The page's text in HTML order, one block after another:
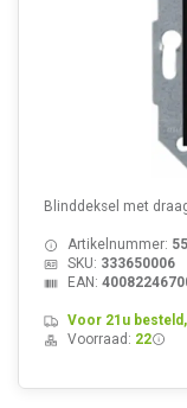
Blinddeksel met
Artikelnummer:
SKU: 333650006
EAN:
Voor 21u
Voorraad: 22